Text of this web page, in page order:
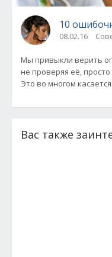
10
08.02.16
Мы привыкли верить
не проверяя её,
Это во многом
Вас также